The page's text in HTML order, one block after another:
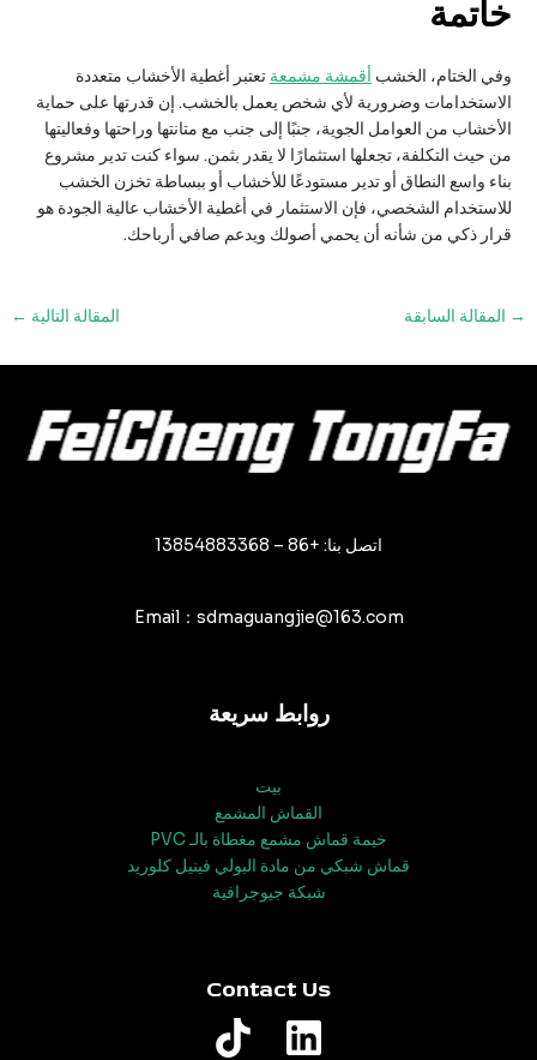
خاتمة
وفي الختام، الخشب أقمشة مشمعة تعتبر أغطية الأخشاب متعددة
الاستخدامات وضرورية لأي شخص يعمل بالخشب. إن قدرتها على حماية
الأخشاب من العوامل الجوية، جنبًا إلى جنب مع متانتها وراحتها وفعاليتها
من حيث التكلفة، تجعلها استثمارًا لا يقدر بثمن. سواء كنت تدير مشروع
بناء واسع النطاق أو تدير مستودعًا للأخشاب أو ببساطة تخزن الخشب
للاستخدام الشخصي، فإن الاستثمار في أغطية الأخشاب عالية الجودة هو
قرار ذكي من شأنه أن يحمي أصولك ويدعم صافي أرباحك.
التنقل
المشاركات
→ المقالة السابقة المقالة التالية ←
اتصل بنا: +86 – 13854883368
Email：sdmaguangjie@163.com
روابط سريعة
بيت
القماش المشمع
خيمة قماش مشمع مغطاة بالـ PVC
قماش شبكي من مادة البولي فينيل كلوريد
شبكة جيوجرافية
Contact Us